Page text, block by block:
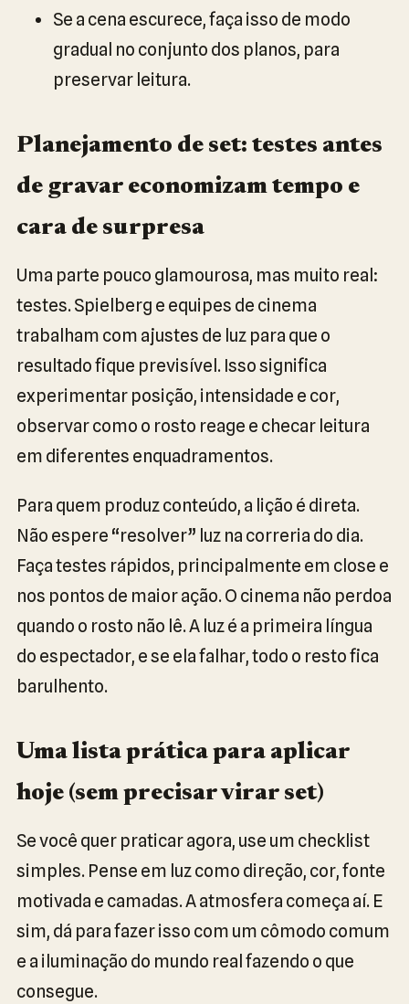
Se a cena escurece, faça isso de modo
gradual no conjunto dos planos, para
preservar leitura.
Planejamento de set: testes antes
de gravar economizam tempo e
cara de surpresa
Uma parte pouco glamourosa, mas muito real:
testes. Spielberg e equipes de cinema
trabalham com ajustes de luz para que o
resultado fique previsível. Isso significa
experimentar posição, intensidade e cor,
observar como o rosto reage e checar leitura
em diferentes enquadramentos.
Para quem produz conteúdo, a lição é direta.
Não espere “resolver” luz na correria do dia.
Faça testes rápidos, principalmente em close e
nos pontos de maior ação. O cinema não perdoa
quando o rosto não lê. A luz é a primeira língua
do espectador, e se ela falhar, todo o resto fica
barulhento.
Uma lista prática para aplicar
hoje (sem precisar virar set)
Se você quer praticar agora, use um checklist
simples. Pense em luz como direção, cor, fonte
motivada e camadas. A atmosfera começa aí. E
sim, dá para fazer isso com um cômodo comum
e a iluminação do mundo real fazendo o que
consegue.